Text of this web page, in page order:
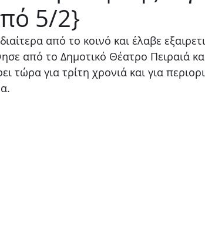
Stand up Φαντασίας
5/2}
από το κοινό και έλαβε
από το Δημοτικό Θέατρο Πειραιά
τώρα για τρίτη χρονιά και για